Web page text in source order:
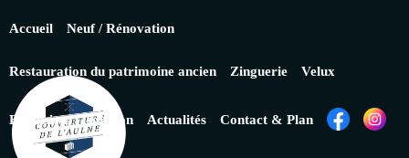
Accueil Neuf / Rénovation
Restauration du patrimoine ancien Zinguerie Velux
Extension Isolation Actualités Contact & Plan